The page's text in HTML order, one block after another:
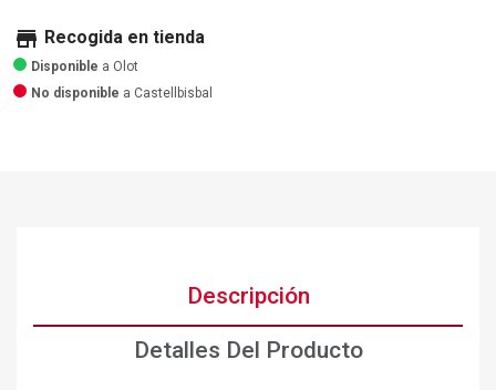
store Recogida en tienda
Disponible a Olot
No disponible a Castellbisbal
Descripción
Detalles Del Producto